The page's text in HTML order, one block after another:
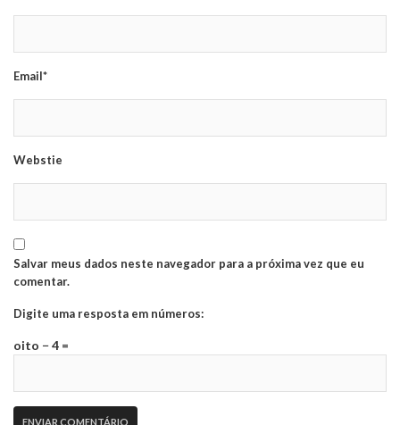
Email*
Webstie
Salvar meus dados neste navegador para a próxima vez que eu
comentar.
Digite uma resposta em números:
oito − 4 =